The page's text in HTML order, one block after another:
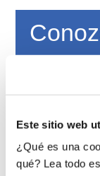
Este sitio web
¿Qué es una
qué? Lea todo
¿Cómo se
cosméticos
cosméticos
Europea
empresas y
nacionales y
leer más